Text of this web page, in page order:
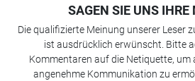
SAGEN SIE UNS IHRE
Die qualifizierte Meinung unserer Leser
ist ausdrücklich erwünscht. Bitte
Kommentaren auf die Netiquette, um
angenehme Kommunikation zu